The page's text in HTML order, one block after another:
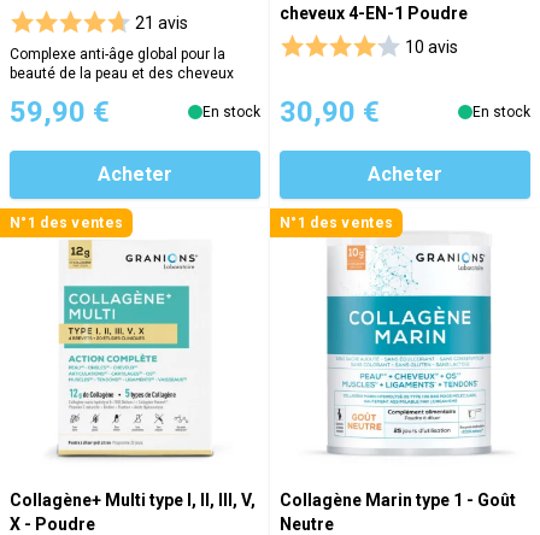
21 avis
Complexe anti-âge global pour la
beauté de la peau et des cheveux
59,90 € En stock
Acheter
cheveux 4-EN-1 Poudre
10 avis
30,90 € En stock
Acheter
N°1 des ventes
Collagène+ Multi type I, II, III, V,
X - Poudre
N°1 des ventes
Collagène Marin type 1 - Goût
Neutre